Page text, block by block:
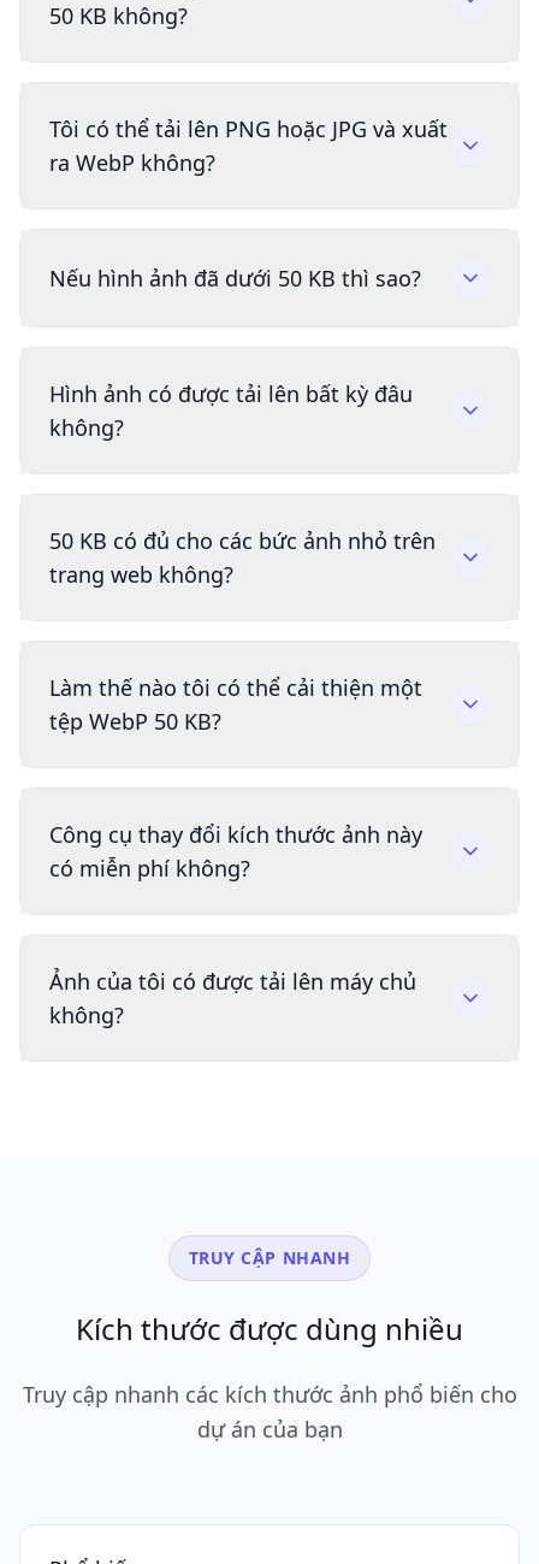
50 KB không?
Tôi có thể tải lên PNG hoặc JPG và xuất
ra WebP không?
Nếu hình ảnh đã dưới 50 KB thì sao?
Hình ảnh có được tải lên bất kỳ đâu
không?
50 KB có đủ cho các bức ảnh nhỏ trên
trang web không?
Làm thế nào tôi có thể cải thiện một
tệp WebP 50 KB?
Công cụ thay đổi kích thước ảnh này
có miễn phí không?
Ảnh của tôi có được tải lên máy chủ
không?
TRUY CẬP NHANH
Kích thước được dùng nhiều
Truy cập nhanh các kích thước ảnh phổ biến cho
dự án của bạn